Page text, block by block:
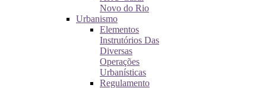
Novo do Rio
Urbanismo
Elementos
Instrutórios Das
Diversas
Operações
Urbanísticas
Regulamento